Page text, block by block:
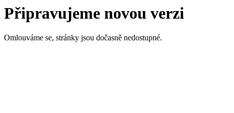
Připravujeme novou verzi
Omlouváme se, stránky jsou dočasně nedostupné.